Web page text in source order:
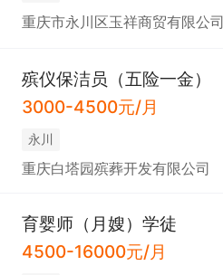
重庆市永川区玉祥商贸有限公司
殡仪保洁员（五险一金）
3000-4500元/月
永川
重庆白塔园殡葬开发有限公司
育婴师（月嫂）学徒
4500-16000元/月